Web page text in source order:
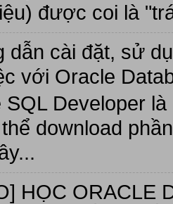
được coi là
dẫn cài đặt, sử
với Oracle
SQL Developer
download
HỌC ORACLE